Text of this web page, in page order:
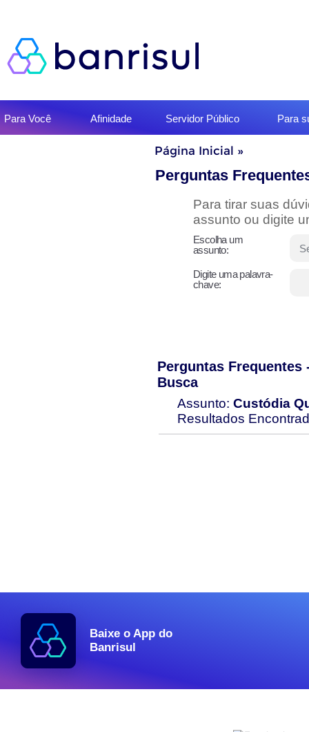
do
menu
Para Você Afinidade Servidor Público Para
Início
doPágina Inicial »
Perguntas
Para tirar suas
assunto ou digite
Escolha um
assunto:
Digite uma palavra-
chave:
Perguntas Frequentes
Busca
Assunto: Custódia
Resultados
Baixe o App do
Banrisul